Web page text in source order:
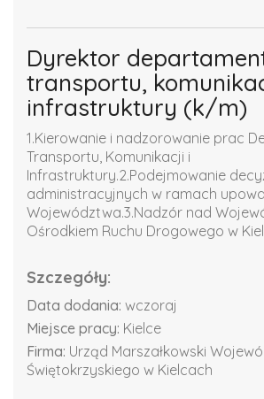
Dyrektor
transportu,
infrastruktury (k/m)
1.Kierowanie i nadzorowanie prac
Transportu, Komunikacji i
Infrastruktury.2.Podejmowanie
administracyjnych w ramach
Województwa.3.Nadzór nad
Ośrodkiem Ruchu Drogowego w
Szczegóły:
Data dodania: wczoraj
Miejsce pracy: Kielce
Firma: Urząd Marszałkowski
Świętokrzyskiego w Kielcach